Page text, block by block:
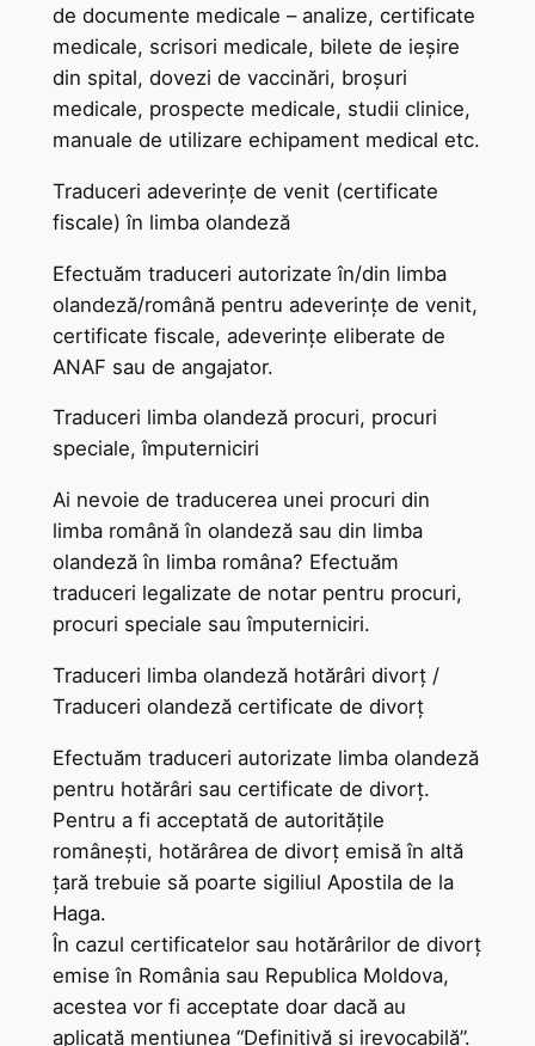
de documente medicale – analize, certificate
medicale, scrisori medicale, bilete de ieșire
din spital, dovezi de vaccinări, broșuri
medicale, prospecte medicale, studii clinice,
manuale de utilizare echipament medical etc.
Traduceri adeverințe de venit (certificate
fiscale) în limba olandeză
Efectuăm traduceri autorizate în/din limba
olandeză/română pentru adeverințe de venit,
certificate fiscale, adeverințe eliberate de
ANAF sau de angajator.
Traduceri limba olandeză procuri, procuri
speciale, împuterniciri
Ai nevoie de traducerea unei procuri din
limba română în olandeză sau din limba
olandeză în limba româna? Efectuăm
traduceri legalizate de notar pentru procuri,
procuri speciale sau împuterniciri.
Traduceri limba olandeză hotărâri divorț /
Traduceri olandeză certificate de divorț
Efectuăm traduceri autorizate limba olandeză
pentru hotărâri sau certificate de divorț.
Pentru a fi acceptată de autoritățile
românești, hotărârea de divorț emisă în altă
țară trebuie să poarte sigiliul Apostila de la
Haga.
În cazul certificatelor sau hotărârilor de divorț
emise în România sau Republica Moldova,
acestea vor fi acceptate doar dacă au
aplicată mențiunea “Definitivă și irevocabilă”.